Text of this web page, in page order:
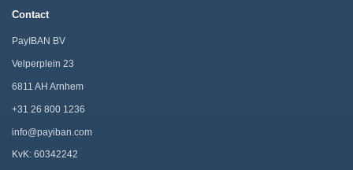
Contact
PayIBAN BV
Velperplein 23
6811 AH Arnhem
+31 26 800 1236
info@payiban.com
KvK: 60342242